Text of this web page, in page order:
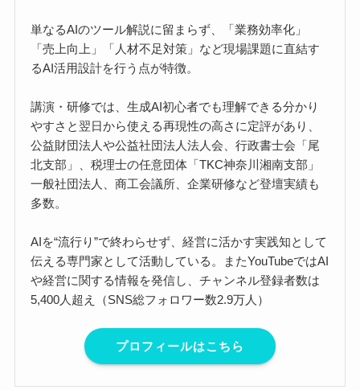
単なるAIのツール解説に留まらず、「業務効率化」
「売上向上」「人材不足対策」など現場課題に直結す
るAI活用設計を行う点が特徴。
講演・研修では、生成AI初心者でも理解できる分かり
やすさと翌日から使える再現性の高さに定評があり、
公益財団法人や公益社団法人法人会、行政書士会「尾
北支部」、税理士の任意団体「TKC神奈川湘南支部」
一般社団法人、商工会議所、企業研修など登壇実績も
多数。
AIを“流行り”で終わらせず、経営に活かす実践知として
伝える専門家として活動している。またYouTubeではAI
や経営に関する情報を発信し、チャンネル登録者数は
5,400人超え（SNS総フォロワー数2.9万人）
プロフィールはこちら